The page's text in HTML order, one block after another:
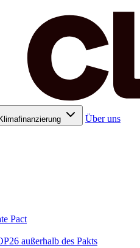
Klimafinanzierung Über uns
Pact
außerhalb des Pakts